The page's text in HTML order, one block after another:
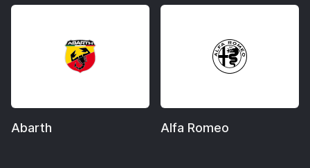
Abarth Alfa Romeo